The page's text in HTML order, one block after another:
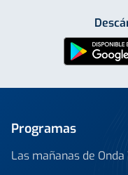
Programas
Las mañanas de Onda